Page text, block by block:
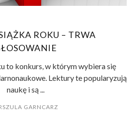
ROKU – TRWA
to konkurs, w którym wybiera się
Lektury te popularyzują
naukę i są ...
GARNCARZ